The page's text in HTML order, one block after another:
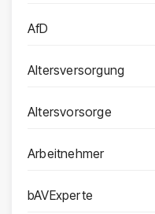
AfD
Altersversorgung
Altersvorsorge
Arbeitnehmer
bAVExperte